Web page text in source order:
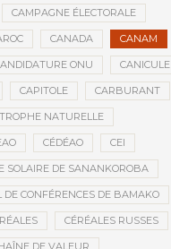
CAMPAGNE ÉLECTORALE
CANADA CANAM
ONU CANICULE
CAPITOLE CARBURANT
NATURELLE
CÉDÉAO CEI
SOLAIRE DE SANANKOROBA
CONFÉRENCES DE BAMAKO
CÉRÉALES RUSSES